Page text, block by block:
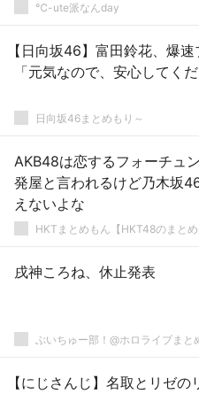
℃-ute派なんday
【日向坂46】富田鈴花、爆速
「元気なので、安心してくだ
日向坂46まとめもり～
AKB48は恋するフォーチュ
発屋と言われるけど乃木坂
えないよな
HKTまとめもん【HKT48のまとめ
戌神ころね、休止発表
ぶいちゅー部！@ホロライブまと
【にじさんじ】名取とリゼの